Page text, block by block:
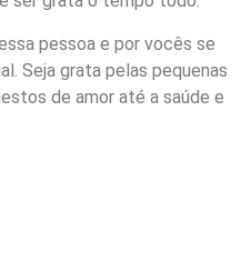
pessoa e por vocês se
Seja grata pelas pequenas
de amor até a saúde e